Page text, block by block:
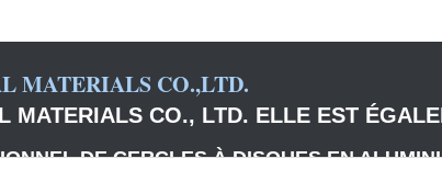
MATERIALS CO.,LTD.
MATERIALS CO., LTD. ELLE EST
DE CERCLES À DISQUES EN